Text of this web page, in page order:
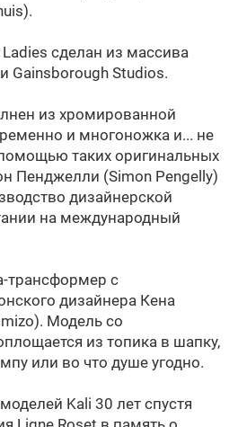
Ladies сделан из массива
Gainsborough Studios.
из хромированной
и многоножка и... не
таких оригинальных
Пенджелли (Simon Pengelly)
дизайнерской
на международный
трансформер с
дизайнера Кена
Модель со
из топика в шапку,
или во что душе угодно.
Kali 30 лет спустя